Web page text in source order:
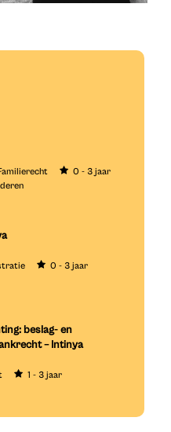
0 - 3 jaar
0 - 3 jaar
beslag- en
– Intinya
1 - 3 jaar